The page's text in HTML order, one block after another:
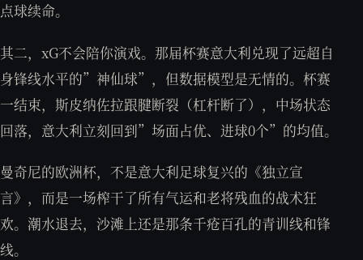
点球续命。
其二，xG不会陪你演戏。那届杯赛意大利兑现了远超自
身锋线水平的”神仙球”，但数据模型是无情的。杯赛
一结束，斯皮纳佐拉跟腱断裂（杠杆断了），中场状态
回落，意大利立刻回到”场面占优、进球0个”的均值。
曼奇尼的欧洲杯，不是意大利足球复兴的《独立宣
言》，而是一场榨干了所有气运和老将残血的战术狂
欢。潮水退去，沙滩上还是那条千疮百孔的青训线和锋
线。